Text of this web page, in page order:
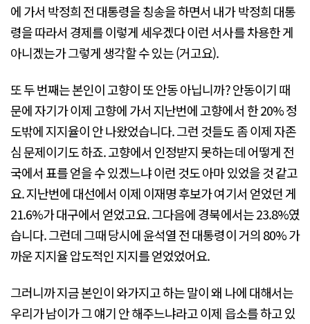
에 가서 박정희 전 대통령을 칭송을 하면서 내가 박정희 대통
령을 따라서 경제를 이렇게 세우겠다 이런 서사를 차용한 게
아니겠는가 그렇게 생각할 수 있는 (거고요).
또 두 번째는 본인이 고향이 또 안동 아닙니까? 안동이기 때
문에 자기가 이제 고향에 가서 지난번에 고향에서 한 20% 정
도밖에 지지율이 안 나왔었습니다. 그런 것들도 좀 이제 자존
심 문제이기도 하죠. 고향에서 인정받지 못하는데 어떻게 전
국에서 표를 얻을 수 있겠느냐 이런 것도 아마 있었을 것 같고
요. 지난번에 대선에서 이제 이재명 후보가 여기서 얻었던 게
21.6%가 대구에서 얻었고요. 그다음에 경북에서는 23.8%였
습니다. 그런데 그때 당시에 윤석열 전 대통령이 거의 80% 가
까운 지지율 압도적인 지지를 얻었었어요.
그러니까 지금 본인이 와가지고 하는 말이 왜 나에 대해서는
우리가 남이가 그 얘기 안 해주느냐라고 이제 읍소를 하고 있